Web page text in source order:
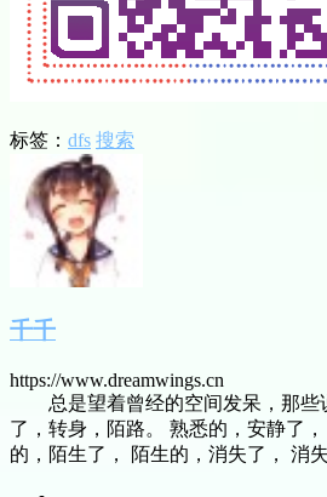
标签： dfs 搜索
千千
https://www.dreamwings.cn
总是望着曾经的空间发呆，那些
了，转身，陌路。 熟悉的，安静了
的，陌生了， 陌生的，消失了， 消